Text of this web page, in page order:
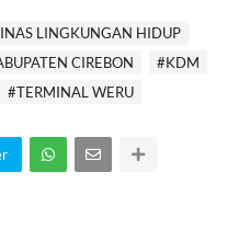
LINGKUNGAN HIDUP
CIREBON
#KDM
#TERMINAL WERU